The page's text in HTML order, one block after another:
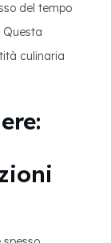
del tempo
culinaria